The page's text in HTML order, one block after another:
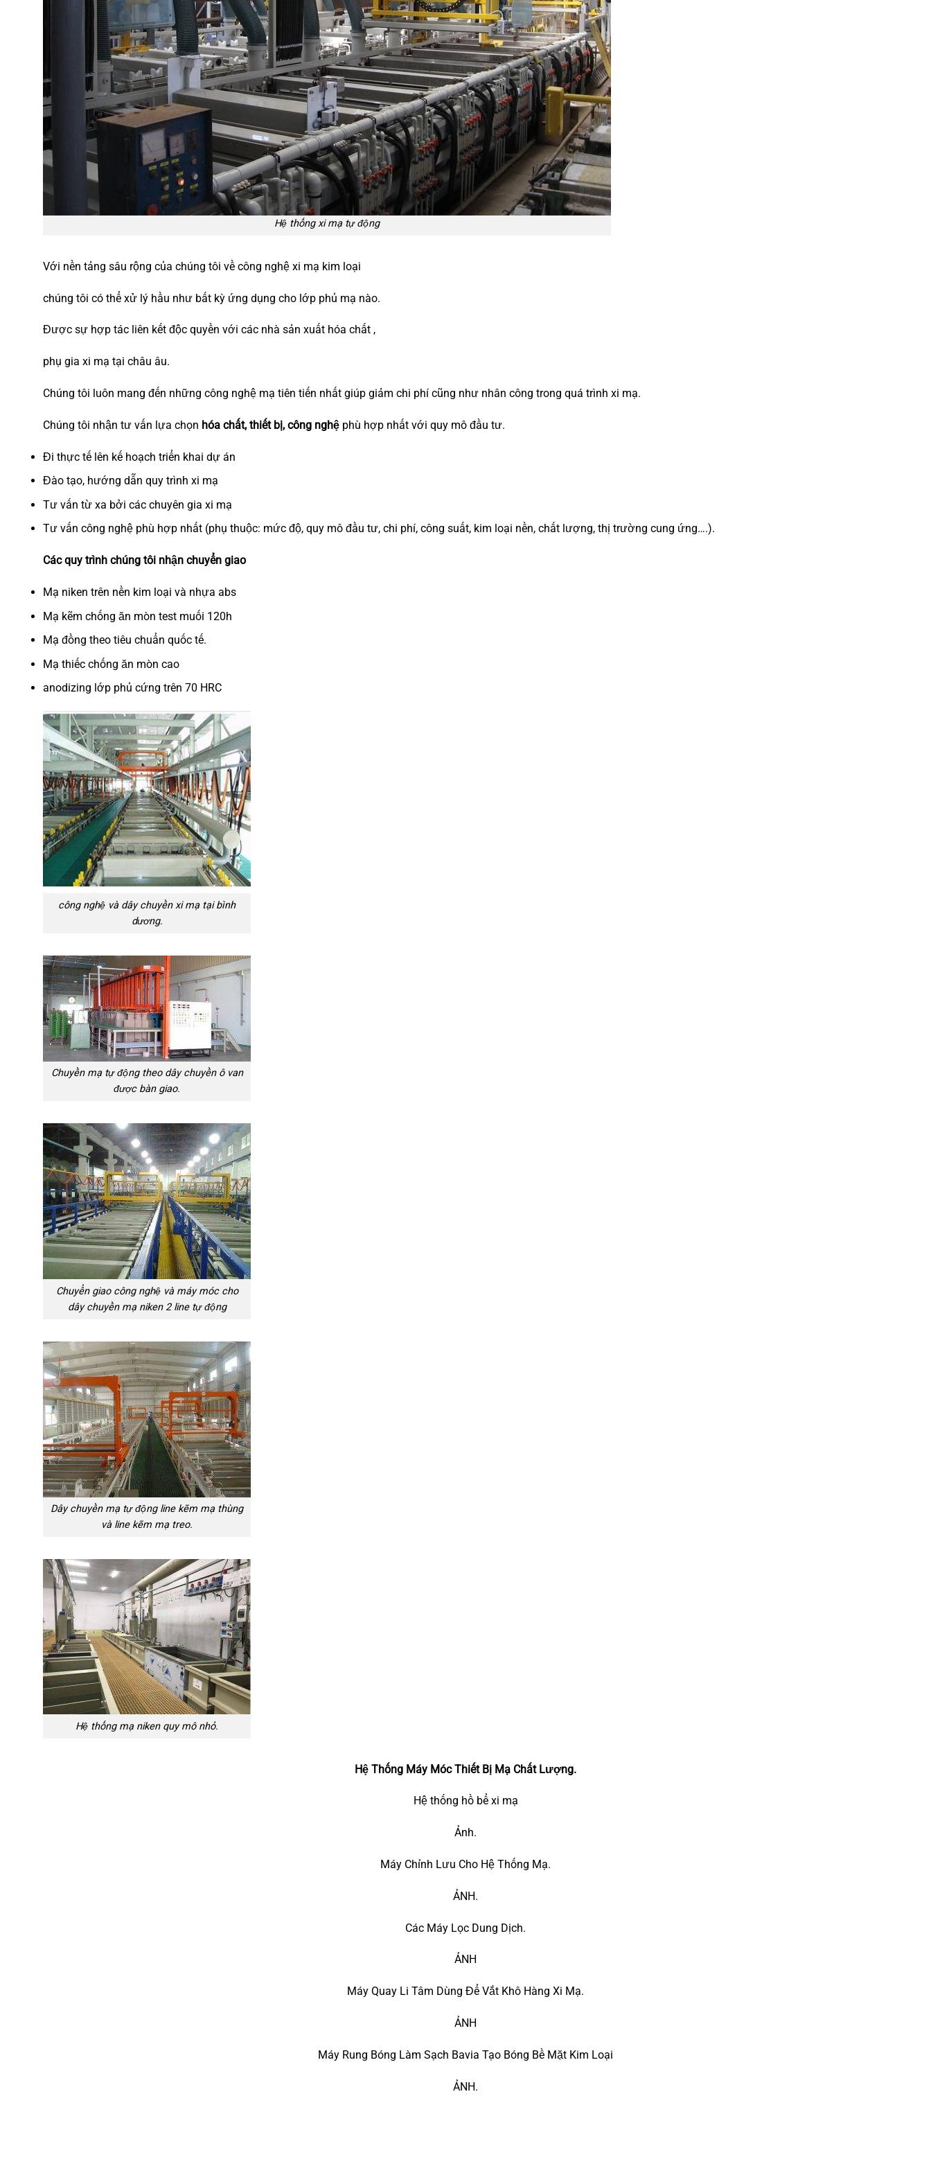
Hệ thống xi mạ tự động
Với nền tảng sâu rộng của chúng tôi về công nghệ xi mạ kim loại
chúng tôi có thể xử lý hầu như bất kỳ ứng dụng cho lớp phủ mạ nào.
Được sự hợp tác liên kết độc quyền với các nhà sản xuất hóa chất ,
phụ gia xi mạ tại châu âu.
Chúng tôi luôn mang đến những công nghệ mạ tiên tiến nhất giúp giảm chi phí cũng như nhân công trong quá trình xi mạ.
Chúng tôi nhận tư vấn lựa chọn hóa chất, thiết bị, công nghệ phù hợp nhất với quy mô đầu tư.
Đi thực tế lên kế hoạch triển khai dự án
Đào tạo, hướng dẫn quy trình xi mạ
Tư vấn từ xa bởi các chuyên gia xi mạ
Tư vấn công nghệ phù hợp nhất (phụ thuộc: mức độ, quy mô đầu tư, chi phí, công suất, kim loại nền, chất lượng, thị trường cung ứng….).
Các quy trình chúng tôi nhận chuyển giao
Mạ niken trên nền kim loại và nhựa abs
Mạ kẽm chống ăn mòn test muối 120h
Mạ đồng theo tiêu chuẩn quốc tế.
Mạ thiếc chống ăn mòn cao
anodizing lớp phủ cứng trên 70 HRC
công nghệ và dây chuyền xi mạ tại bình
dương.
Chuyền mạ tự động theo dây chuyền ô van
được bàn giao.
Chuyển giao công nghệ và máy móc cho
dây chuyền mạ niken 2 line tự động
Dây chuyền mạ tự động line kẽm mạ thùng
và line kẽm mạ treo.
Hệ thống mạ niken quy mô nhỏ.
Hệ Thống Máy Móc Thiết Bị Mạ Chất Lượng.
Hệ thống hồ bể xi mạ
Ảnh.
Máy Chỉnh Lưu Cho Hệ Thống Mạ.
ẢNH.
Các Máy Lọc Dung Dịch.
ẢNH
Máy Quay Li Tâm Dùng Để Vắt Khô Hàng Xi Mạ.
ẢNH
Máy Rung Bóng Làm Sạch Bavia Tạo Bóng Bề Mặt Kim Loại
ẢNH.